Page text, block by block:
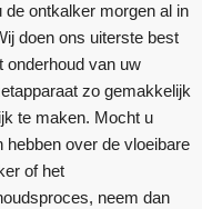
de ontkalker morgen al in
doen ons uiterste best
onderhoud van uw
zo gemakkelijk
te maken. Mocht u
hebben over de vloeibare
of het
neem dan